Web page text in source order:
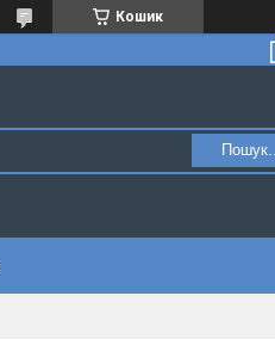
Кошик